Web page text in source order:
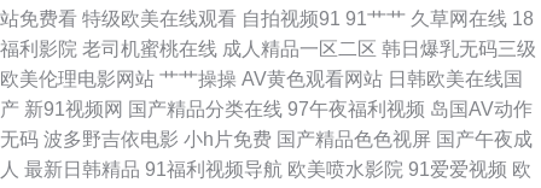
足交 91传媒抖音 激情色色无码 午夜有码av 超碰天天干 成人AV天堂影视 高
清午夜私人男女 免费的肏屄网址 人妻熟女一二三区 日韩国产在线视频 影音
资源欧美性爱 超碰久拍 韩国伪娘TS网站 久草视频资源站 国语肏屄视频 黄色
站免费看 特级欧美在线观看 自拍视频91 91艹艹 久草网在线 18
福利影院 老司机蜜桃在线 成人精品一区二区 韩日爆乳无码三级
欧美伦理电影网站 艹艹操操 AV黄色观看网站 日韩欧美在线国
产 新91视频网 国产精品分类在线 97午夜福利视频 岛国AV动作
无码 波多野吉依电影 小h片免费 国产精品色色视屏 国产午夜成
人 最新日韩精品 91福利视频导航 欧美喷水影院 91爱爱视频 欧